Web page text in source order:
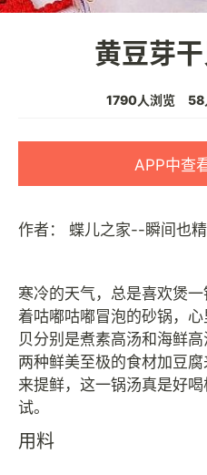
黄豆芽
1790人浏览 58
APP中查
作者： 蝶儿之家--瞬间也
寒冷的天气，总是喜欢煲
着咕嘟咕嘟冒泡的砂锅，
贝分别是煮素高汤和海鲜
两种鲜美至极的食材加豆
来提鲜，这一锅汤真是好
用料